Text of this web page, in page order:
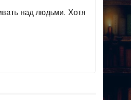
над людьми. Хотя